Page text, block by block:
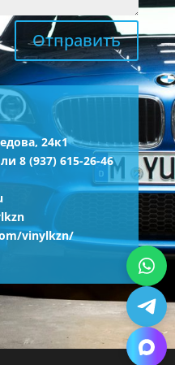
Отправить
24к1
8 (937) 615-26-46
vinylkzn/